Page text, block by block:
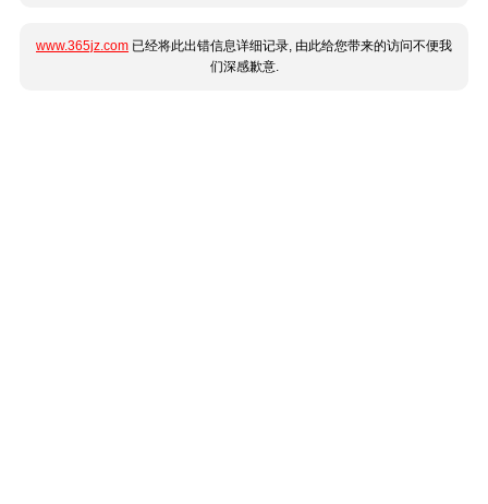
www.365jz.com 已经将此出错信息详细记录, 由此给您带来的访问不便我
们深感歉意.